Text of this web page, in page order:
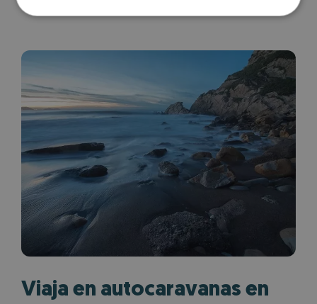
Viaja en autocaravanas en